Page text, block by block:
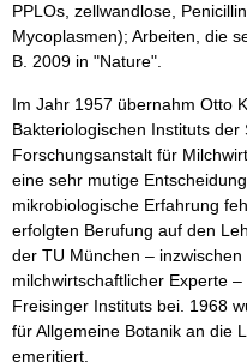
PPLOs, zellwandlose,
Mycoplasmen); Arbeiten, die
B. 2009 in "Nature".
Im Jahr 1957 übernahm Otto
Bakteriologischen Instituts
Forschungsanstalt für
eine sehr mutige
mikrobiologische Erfahrung
erfolgten Berufung auf den
der TU München –
milchwirtschaftlicher Experte
Freisinger Instituts bei. 1968
für Allgemeine Botanik an die
emeritiert.